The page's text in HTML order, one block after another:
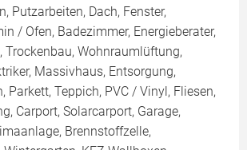
Putzarbeiten, Dach, Fenster,
/ Ofen, Badezimmer, Energieberater,
Trockenbau, Wohnraumlüftung,
Massivhaus, Entsorgung,
Parkett, Teppich, PVC / Vinyl, Fliesen,
Carport, Solarcarport, Garage,
Brennstoffzelle,